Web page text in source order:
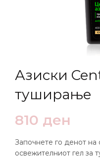
Азиски
туширање
810 ден
Започнете го денот на
освежителниот гел за